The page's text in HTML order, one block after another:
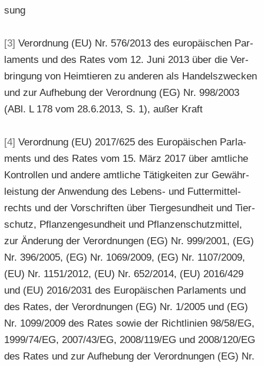
sung
[3] Ver­ord­nung (EU) Nr. 576/2013 des eu­ro­päi­schen Par­
la­ments und des Rates vom 12. Juni 2013 über die Ver­
brin­gung von Heim­tie­ren zu an­de­ren als Han­dels­zwe­cken
und zur Auf­he­bung der Ver­ord­nung (EG) Nr. 998/2003
(ABl. L 178 vom 28.6.2013, S. 1), außer Kraft
[4] Ver­ord­nung (EU) 2017/625 des Eu­ro­päi­schen Par­la­
ments und des Rates vom 15. März 2017 über amt­li­che
Kon­trol­len und an­de­re amt­li­che Tä­tig­kei­ten zur Ge­währ­
leis­tung der An­wen­dung des Lebens-​ und Fut­ter­mit­tel­
rechts und der Vor­schrif­ten über Tier­ge­sund­heit und Tier­
schutz, Pflan­zen­ge­sund­heit und Pflan­zen­schutz­mit­tel,
zur Än­de­rung der Ver­ord­nun­gen (EG) Nr. 999/2001, (EG)
Nr. 396/2005, (EG) Nr. 1069/2009, (EG) Nr. 1107/2009,
(EU) Nr. 1151/2012, (EU) Nr. 652/2014, (EU) 2016/429
und (EU) 2016/2031 des Eu­ro­päi­schen Par­la­ments und
des Rates, der Ver­ord­nun­gen (EG) Nr. 1/2005 und (EG)
Nr. 1099/2009 des Rates sowie der Richt­li­ni­en 98/58/EG,
1999/74/EG, 2007/43/EG, 2008/119/EG und 2008/120/EG
des Rates und zur Auf­he­bung der Ver­ord­nun­gen (EG) Nr.